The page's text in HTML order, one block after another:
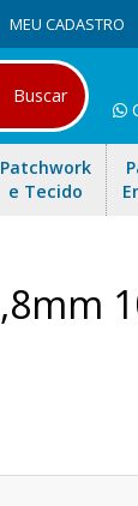
MEU CADASTRO
Buscar
Patchwork
e Tecido